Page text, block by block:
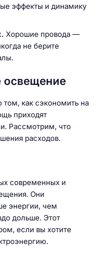
эффекты и динамику
Хорошие провода —
не берите
освещение
как сэкономить на
приходят
Рассмотрим, что
расходов.
современных и
Они
энергии, чем
дольше. Этот
если вы хотите